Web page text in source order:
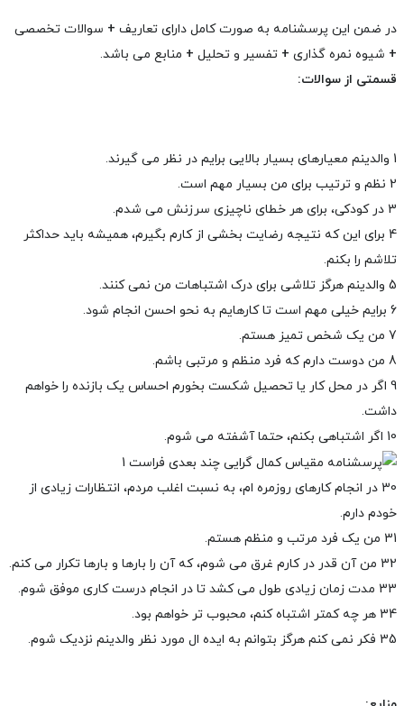
در ضمن این پرسشنامه به صورت کامل دارای تعاریف + سوالات تخصصی
+ شیوه نمره گذاری + تفسیر و تحلیل + منابع می باشد.
قسمتی از سوالات:
1 والدینم معیارهای بسیار بالایی برایم در نظر می گیرند.
2 نظم و ترتیب برای من بسیار مهم است.
3 در کودکی، برای هر خطای ناچیزی سرزنش می شدم.
4 برای این که نتیجه رضایت بخشی از کارم بگیرم، همیشه باید حداکثر
تلاشم را بکنم.
5 والدینم هرگز تلاشی برای درک اشتباهات من نمی کنند.
6 برایم خیلی مهم است تا کارهایم به نحو احسن انجام شود.
7 من یک شخص تمیز هستم.
8 من دوست دارم که فرد منظم و مرتبی باشم.
9 اگر در محل کار یا تحصیل شکست بخورم احساس یک بازنده را خواهم
داشت.
10 اگر اشتباهی بکنم، حتما آشفته می شوم.
30 در انجام کارهای روزمره ام، به نسبت اغلب مردم، انتظارات زیادی از
خودم دارم.
31 من یک فرد مرتب و منظم هستم.
32 من آن قدر در کارم غرق می شوم، که آن را بارها و بارها تکرار می کنم.
33 مدت زمان زیادی طول می کشد تا در انجام درست کاری موفق شوم.
34 هر چه کمتر اشتباه کنم، محبوب تر خواهم بود.
35 فکر نمی کنم هرگز بتوانم به ایده ال مورد نظر والدینم نزدیک شوم.